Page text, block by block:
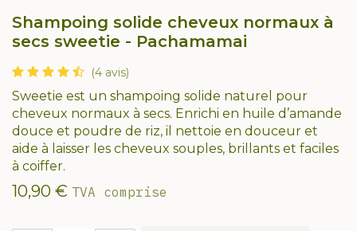
Shampoing solide cheveux normaux à
secs sweetie - Pachamamai
(4 avis)
Sweetie est un shampoing solide naturel pour
cheveux normaux à secs. Enrichi en huile d’amande
douce et poudre de riz, il nettoie en douceur et
aide à laisser les cheveux souples, brillants et faciles
à coiffer.
10,90 € TVA comprise